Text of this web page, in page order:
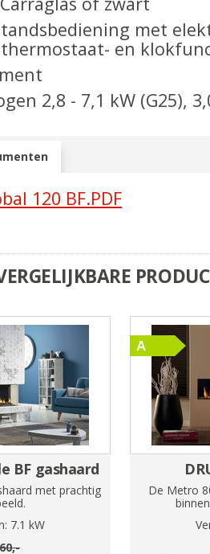
met
en
2,8 - 7,1 kW (G25),
120 BF.PDF
BF gashaard
met prachtig
7.1 kW
,-
De Metro